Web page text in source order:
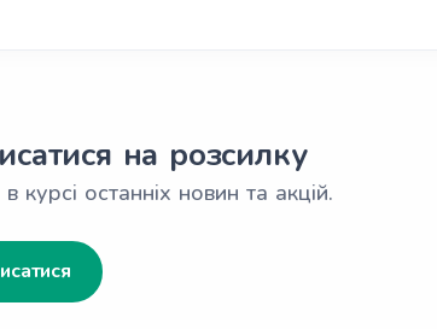
на розсилку
курсі останніх новин та акцій.